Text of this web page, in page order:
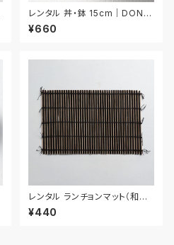
レンタル 丼・鉢 15cm｜DON0
33
¥660
レンタル ランチョンマット（和風）
54cm｜MAW026
¥440